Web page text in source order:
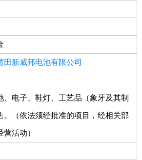
田新威邦电池有限公司
、电子、鞋灯、工艺品（象牙及其制
。（依法须经批准的项目，经相关部
活动）